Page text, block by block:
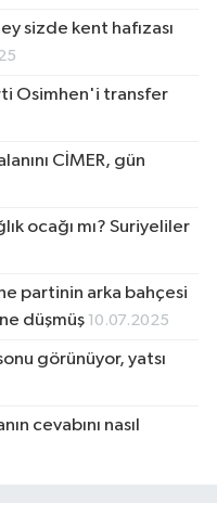
sizde kent hafızası
Osimhen'i transfer
CİMER, gün
ocağı mı? Suriyeliler
partinin arka bahçesi
düşmüş 10.07.2025
görünüyor, yatsı
cevabını nasıl